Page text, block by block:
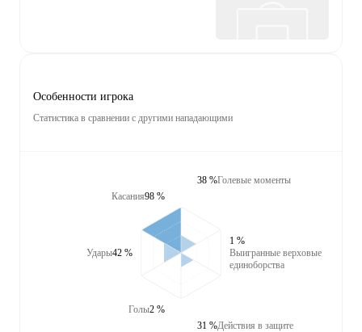
Особенности игрока
Статистика в сравнении с другими нападающими
Касания98 %
Удары42 %
Голы2 %
Голевые моменты
38 %
Выигранные верховые
единоборства
1 %
Действия в защите
31 %